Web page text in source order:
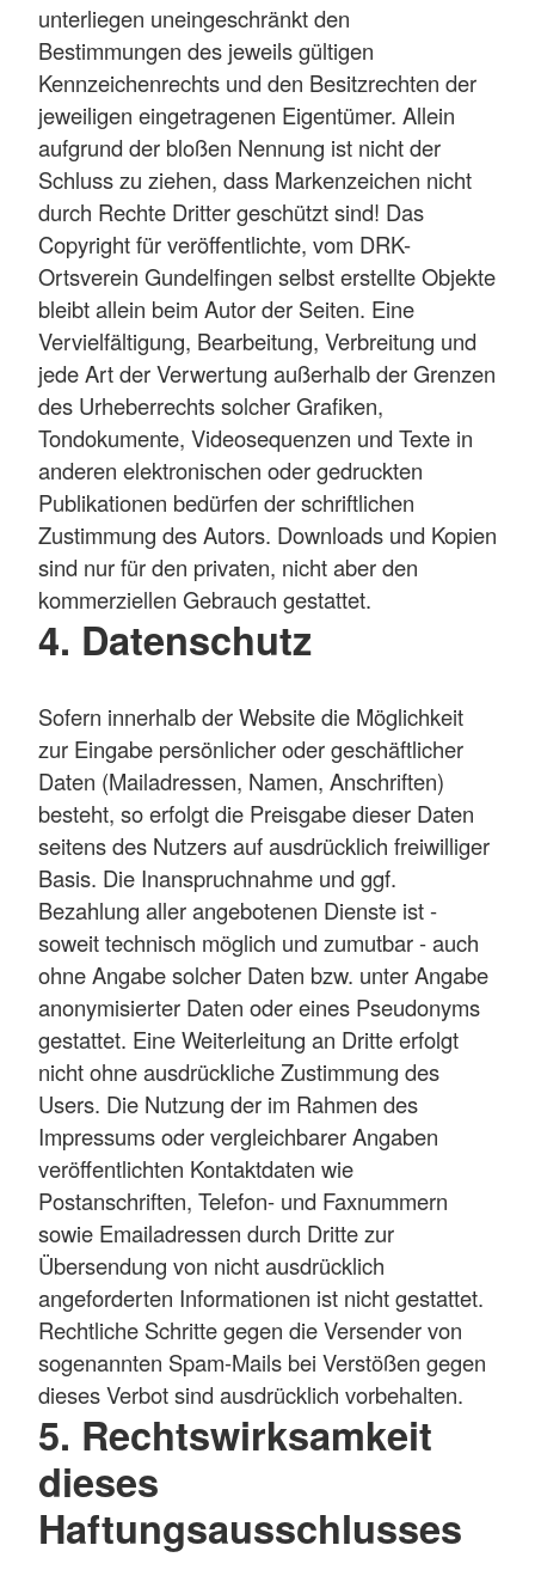
unterliegen uneingeschränkt den
Bestimmungen des jeweils gültigen
Kennzeichenrechts und den Besitzrechten der
jeweiligen eingetragenen Eigentümer. Allein
aufgrund der bloßen Nennung ist nicht der
Schluss zu ziehen, dass Markenzeichen nicht
durch Rechte Dritter geschützt sind! Das
Copyright für veröffentlichte, vom DRK-
Ortsverein Gundelfingen selbst erstellte Objekte
bleibt allein beim Autor der Seiten. Eine
Vervielfältigung, Bearbeitung, Verbreitung und
jede Art der Verwertung außerhalb der Grenzen
des Urheberrechts solcher Grafiken,
Tondokumente, Videosequenzen und Texte in
anderen elektronischen oder gedruckten
Publikationen bedürfen der schriftlichen
Zustimmung des Autors. Downloads und Kopien
sind nur für den privaten, nicht aber den
kommerziellen Gebrauch gestattet.
4. Datenschutz
Sofern innerhalb der Website die Möglichkeit
zur Eingabe persönlicher oder geschäftlicher
Daten (Mailadressen, Namen, Anschriften)
besteht, so erfolgt die Preisgabe dieser Daten
seitens des Nutzers auf ausdrücklich freiwilliger
Basis. Die Inanspruchnahme und ggf.
Bezahlung aller angebotenen Dienste ist -
soweit technisch möglich und zumutbar - auch
ohne Angabe solcher Daten bzw. unter Angabe
anonymisierter Daten oder eines Pseudonyms
gestattet. Eine Weiterleitung an Dritte erfolgt
nicht ohne ausdrückliche Zustimmung des
Users. Die Nutzung der im Rahmen des
Impressums oder vergleichbarer Angaben
veröffentlichten Kontaktdaten wie
Postanschriften, Telefon- und Faxnummern
sowie Emailadressen durch Dritte zur
Übersendung von nicht ausdrücklich
angeforderten Informationen ist nicht gestattet.
Rechtliche Schritte gegen die Versender von
sogenannten Spam-Mails bei Verstößen gegen
dieses Verbot sind ausdrücklich vorbehalten.
5. Rechtswirksamkeit
dieses
Haftungsausschlusses